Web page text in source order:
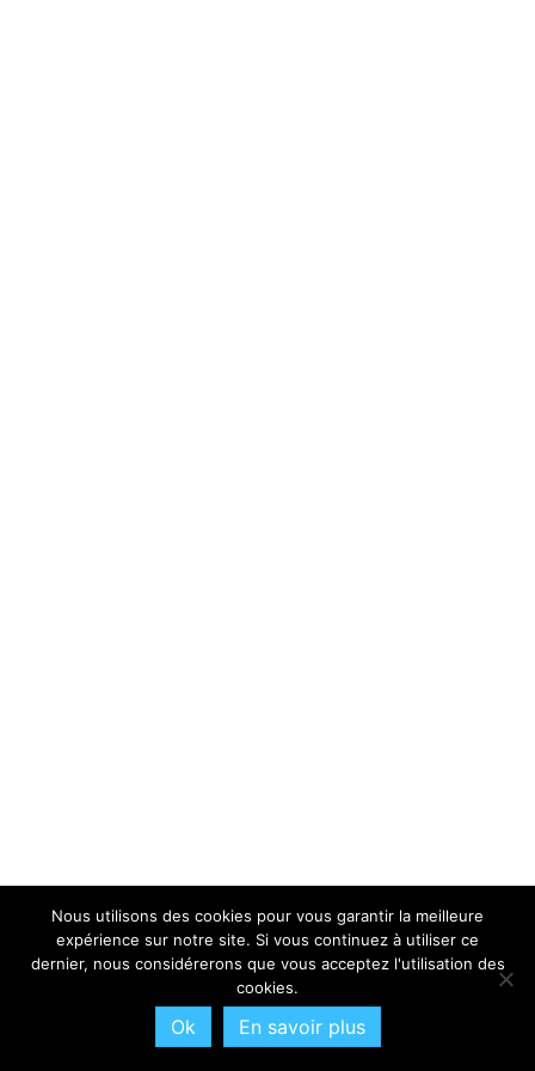
Nous utilisons des cookies pour vous garantir la meilleure
expérience sur notre site. Si vous continuez à utiliser ce
dernier, nous considérerons que vous acceptez l'utilisation des
cookies.
Ok En savoir plus